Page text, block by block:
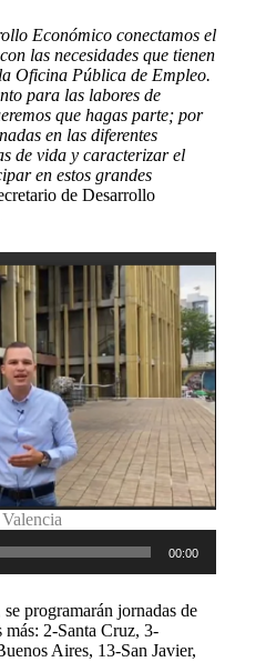
Económico conectamos el
las necesidades que tienen
Oficina Pública de Empleo.
para las labores de
que hagas parte; por
en las diferentes
de vida y caracterizar el
en estos grandes
de Desarrollo
00:00
programarán jornadas de
más: 2-Santa Cruz, 3-
Aires, 13-San Javier,